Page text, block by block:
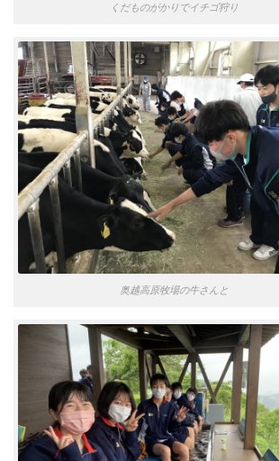
くだものがかりでイチゴ狩り
奥越高原牧場の牛さんと